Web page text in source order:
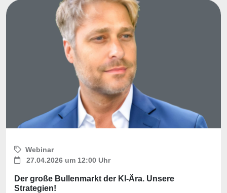
Webinar
27.04.2026 um 12:00 Uhr
Der große Bullenmarkt der KI-Ära. Unsere
Strategien!